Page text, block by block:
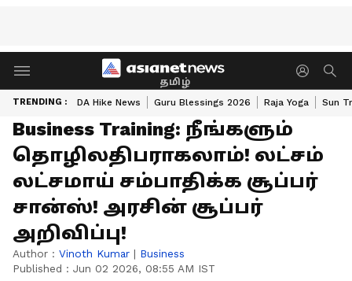
தமிழ்
TRENDING : DA Hike News Guru Blessings 2026 Raja Yoga Sun
Business Training: நீங்களும்
தொழிலதிபராகலாம்! லட்சம்
லட்சமாய் சம்பாதிக்க சூப்பர்
சான்ஸ்! அரசின் சூப்பர்
அறிவிப்பு!
Author : Vinoth Kumar | Business
Published : Jun 02 2026, 08:55 AM IST